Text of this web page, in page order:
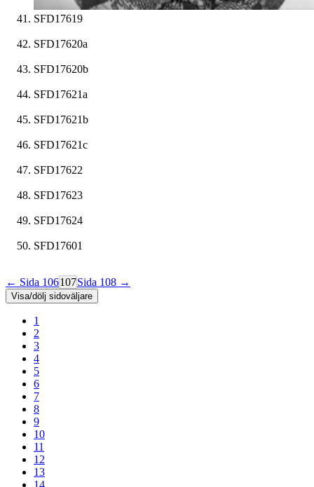
SFD17619
SFD17620a
SFD17620b
SFD17621a
SFD17621b
SFD17621c
SFD17622
SFD17623
SFD17624
SFD17601
← Sida 106107Sida 108 →
Visa/dölj sidoväljare
1
2
3
4
5
6
7
8
9
10
11
12
13
14